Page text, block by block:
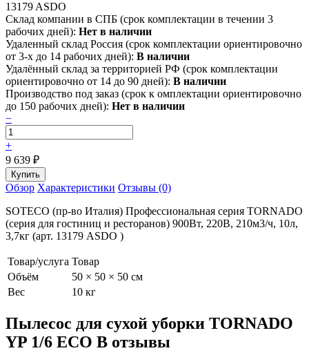
13179 ASDO
Склад компании в СПБ (срок комплектации в течении 3
рабочих дней): Нет в наличии
Удаленный склад Россия (срок комплектации ориентировочно
от 3-х до 14 рабочих дней): В наличии
Удалённый склад за территорией РФ (срок комплектации
ориентировочно от 14 до 90 дней): В наличии
Производство под заказ (срок к омплектации ориентировочно
до 150 рабочих дней): Нет в наличии
−
+
9 639 ₽
Обзор Характеристики Отзывы (0)
SOTECO (пр-во Италия) Профессиональная серия TORNADO
(серия для гостиниц и ресторанов) 900Вт, 220В, 210м3/ч, 10л,
3,7кг (арт. 13179 ASDO )
Товар/услуга Товар
Объём
50 × 50 × 50 см
Вес
10 кг
Пылесос для сухой уборки TORNADO
YP 1/6 ECO B отзывы